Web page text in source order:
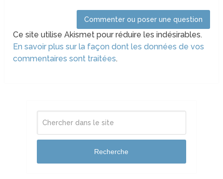
Ce site utilise Akismet pour réduire les indésirables.
En savoir plus sur la façon dont les données de vos
commentaires sont traitées.
Recherche